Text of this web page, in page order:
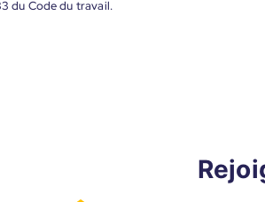
du Code du travail.